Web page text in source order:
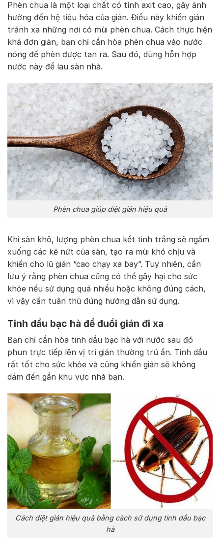
Phèn chua là một loại chất có tính axit cao, gây ảnh
hưởng đến hệ tiêu hóa của gián. Điều này khiến gián
tránh xa những nơi có mùi phèn chua. Cách thực hiện
khá đơn giản, bạn chỉ cần hòa phèn chua vào nước
nóng để phèn được tan ra. Sau đó, dùng hỗn hợp
nước này để lau sàn nhà.
Phèn chua giúp diệt gián hiệu quả
Khi sàn khô, lượng phèn chua kết tinh trắng sẽ ngấm
xuống các kẽ nứt của sàn, tạo ra mùi khó chịu và
khiến cho lũ gián “cao chạy xa bay”. Tuy nhiên, cần
lưu ý rằng phèn chua cũng có thể gây hại cho sức
khỏe nếu sử dụng quá nhiều hoặc không đúng cách,
vì vậy cần tuân thủ đúng hướng dẫn sử dụng.
Tinh dầu bạc hà để đuổi gián đi xa
Bạn chỉ cần hòa tinh dầu bạc hà với nước sau đó
phun trực tiếp lên vị trí gián thường trú ẩn. Tinh dầu
rất tốt cho sức khỏe và cũng khiến gián sẽ không
dám đến gần khu vực nhà bạn.
Cách diệt gián hiệu quả bằng cách sử dụng tinh dầu bạc
hà